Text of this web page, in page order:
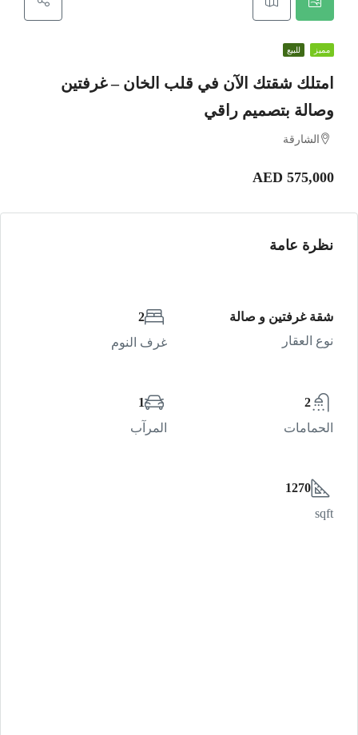
مميز للبيع
امتلك شقتك الآن في قلب الخان – غرفتين
وصالة بتصميم راقي
الشارقة
AED 575,000
نظرة عامة
شقة غرفتين و صالة
نوع العقار
2
غرف النوم
2
الحمامات
1
المرآب
1270
sqft